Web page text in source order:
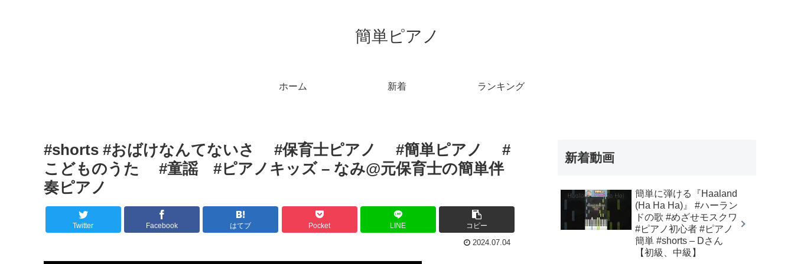
簡単ピアノ
ホーム 新着 ランキング
#shorts #おばけなんてないさ #保育士ピアノ #簡単ピアノ #
こどものうた #童謡 #ピアノキッズ – なみ@元保育士の簡単伴
奏ピアノ
Twitter Facebook はてブ Pocket LINE コピー
2024.07.04
新着動画
簡単に弾ける『Haaland
(Ha Ha Ha)』 #ハーラン
ドの歌 #めざせモスクワ
#ピアノ初心者 #ピアノ
簡単 #shorts – Dさん
【初級、中級】